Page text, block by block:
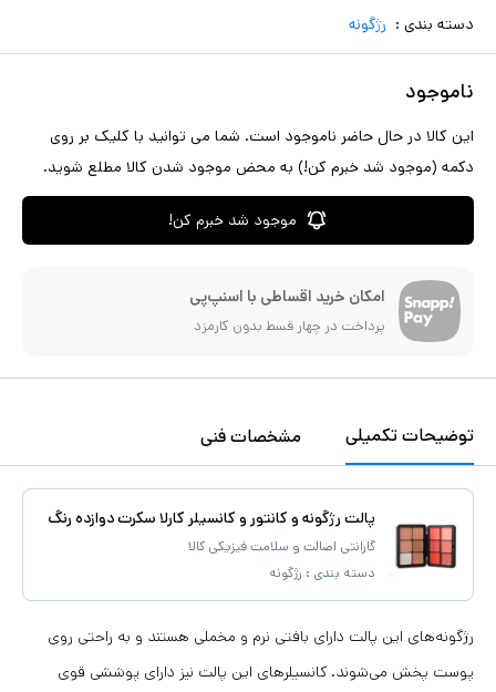
دسته بندی : رژگونه
ناموجود
این کالا در حال حاضر ناموجود است. شما می توانید با کلیک بر روی
دکمه (موجود شد خبرم کن!) به محض موجود شدن کالا مطلع شوید.
موجود شد خبرم کن!
امکان خرید اقساطی با اسنپ‌پی
پرداخت در چهار قسط بدون کارمزد
توضیحات تکمیلی مشخصات فنی
پالت رژگونه و کانتور و کانسیلر کارلا سکرت دوازده رنگ
گارانتی اصالت و سلامت فیزیکی کالا
دسته بندی : رژگونه
رژگونه‌های این پالت دارای بافتی نرم و مخملی هستند و به راحتی روی
پوست پخش می‌شوند. کانسیلرهای این پالت نیز دارای پوششی قوی